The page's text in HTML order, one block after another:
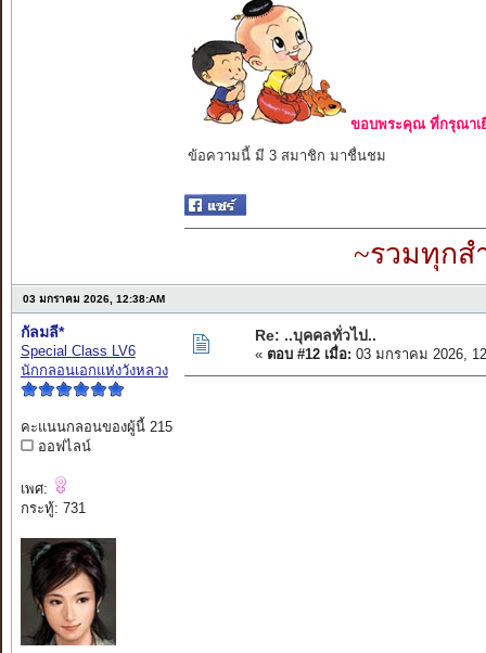
ขอบพระคุณ ที่กรุณาเ
ข้อความนี้ มี 3 สมาชิก มาชื่นชม
~รวมทุกส
03 มกราคม 2026, 12:38:AM
กัลมลี*
Special Class LV6
นักกลอนเอกแห่งวังหลวง
คะแนนกลอนของผู้นี้ 215
ออฟไลน์
เพศ:
กระทู้: 731
Re: ..บุคคลทั่วไป..
« ตอบ #12 เมื่อ: 03 มกราคม 2026,